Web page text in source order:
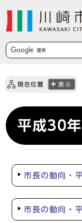
現在位置 表示
平成30
市長の動向・
市長の動向・